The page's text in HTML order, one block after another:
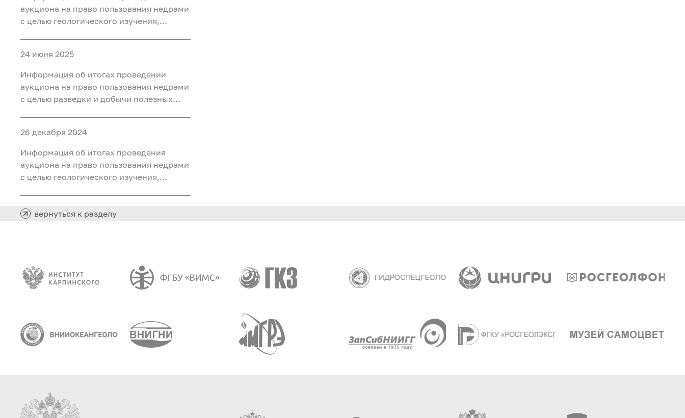
района Ханты-Мансийского
автономного округа - Югры
аукциона на право пользования недрами
с целью геологического изучения,
«Бобровый», расположенного в
Уватском районе Тюменской области
24 июня 2025
Информация об итогах проведении
аукциона на право пользования недрами
с целью разведки и добычи полезных
недр «Северный 2 Шадринского
месторождения» в Курганской области
26 декабря 2024
Информация об итогах проведения
аукциона на право пользования недрами
с целью геологического изучения,
«Южно-Хангокуртский» в Ханты-
вернуться к разделу